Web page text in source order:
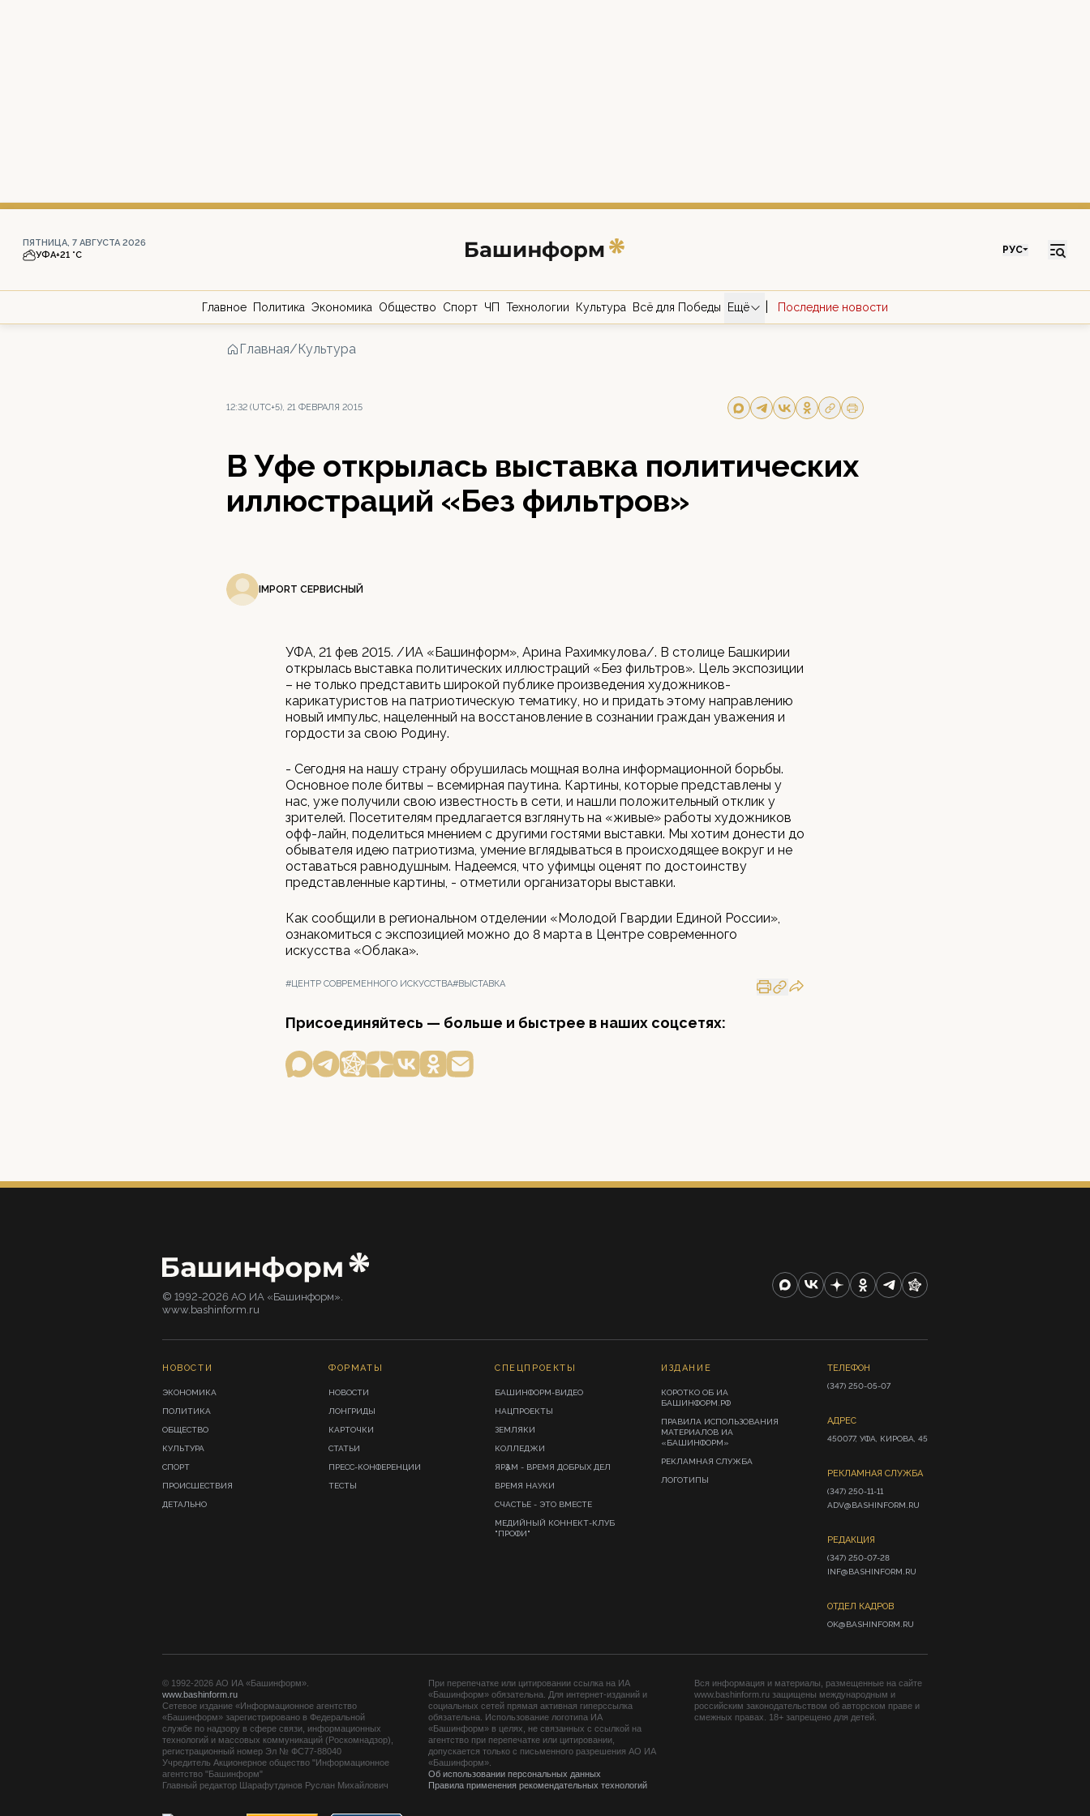
ПЯТНИЦА, 7 АВГУСТА 2026
УФА+21 °С РУС
Главное Политика Экономика Общество Спорт ЧП Технологии Культура Всё для Победы Ещё Последние новости
Главная/Культура
12:32 (UTC+5), 21 ФЕВРАЛЯ 2015
В Уфе открылась выставка политических
иллюстраций «Без фильтров»
IMPORT СЕРВИСНЫЙ
УФА, 21 фев 2015. /ИА «Башинформ», Арина Рахимкулова/. В столице Башкирии
открылась выставка политических иллюстраций «Без фильтров». Цель экспозиции
– не только представить широкой публике произведения художников-
карикатуристов на патриотическую тематику, но и придать этому направлению
новый импульс, нацеленный на восстановление в сознании граждан уважения и
гордости за свою Родину.
- Сегодня на нашу страну обрушилась мощная волна информационной борьбы.
Основное поле битвы – всемирная паутина. Картины, которые представлены у
нас, уже получили свою известность в сети, и нашли положительный отклик у
зрителей. Посетителям предлагается взглянуть на «живые» работы художников
офф-лайн, поделиться мнением с другими гостями выставки. Мы хотим донести до
обывателя идею патриотизма, умение вглядываться в происходящее вокруг и не
оставаться равнодушным. Надеемся, что уфимцы оценят по достоинству
представленные картины, - отметили организаторы выставки.
Как сообщили в региональном отделении «Молодой Гвардии Единой России»,
ознакомиться с экспозицией можно до 8 марта в Центре современного
искусства «Облака».
#ЦЕНТР СОВРЕМЕННОГО ИСКУССТВА#ВЫСТАВКА
Присоединяйтесь — больше и быстрее в наших соцсетях:
© 1992-2026 АО ИА «Башинформ».
www.bashinform.ru
НОВОСТИ
ЭКОНОМИКА
ПОЛИТИКА
ОБЩЕСТВО
КУЛЬТУРА
СПОРТ
ПРОИСШЕСТВИЯ
ДЕТАЛЬНО
ФОРМАТЫ
НОВОСТИ
ЛОНГРИДЫ
КАРТОЧКИ
СТАТЬИ
ПРЕСС-КОНФЕРЕНЦИИ
ТЕСТЫ
СПЕЦПРОЕКТЫ
БАШИНФОРМ-ВИДЕО
НАЦПРОЕКТЫ
ЗЕМЛЯКИ
КОЛЛЕДЖИ
ЯРҘАМ - ВРЕМЯ ДОБРЫХ ДЕЛ
ВРЕМЯ НАУКИ
СЧАСТЬЕ - ЭТО ВМЕСТЕ
МЕДИЙНЫЙ КОННЕКТ-КЛУБ
"ПРОФИ"
ИЗДАНИЕ
КОРОТКО ОБ ИА
БАШИНФОРМ.РФ
ПРАВИЛА ИСПОЛЬЗОВАНИЯ
МАТЕРИАЛОВ ИА
«БАШИНФОРМ»
РЕКЛАМНАЯ СЛУЖБА
ЛОГОТИПЫ
ТЕЛЕФОН
(347) 250-05-07
АДРЕС
450077, УФА, КИРОВА, 45
РЕКЛАМНАЯ СЛУЖБА
(347) 250-11-11
ADV@BASHINFORM.RU
РЕДАКЦИЯ
(347) 250-07-28
INF@BASHINFORM.RU
ОТДЕЛ КАДРОВ
OK@BASHINFORM.RU
© 1992-2026 АО ИА «Башинформ».
www.bashinform.ru
Сетевое издание «Информационное агентство
«Башинформ» зарегистрировано в Федеральной
службе по надзору в сфере связи, информационных
технологий и массовых коммуникаций (Роскомнадзор),
регистрационный номер Эл № ФС77-88040
Учредитель Акционерное общество "Информационное
агентство "Башинформ"
Главный редактор Шарафутдинов Руслан Михайлович
При перепечатке или цитировании ссылка на ИА
«Башинформ» обязательна. Для интернет-изданий и
социальных сетей прямая активная гиперссылка
обязательна. Использование логотипа ИА
«Башинформ» в целях, не связанных с ссылкой на
агентство при перепечатке или цитировании,
допускается только с письменного разрешения АО ИА
«Башинформ».
Об использовании персональных данных
Правила применения рекомендательных технологий
Вся информация и материалы, размещенные на сайте
www.bashinform.ru защищены международным и
российским законодательством об авторском праве и
смежных правах. 18+ запрещено для детей.